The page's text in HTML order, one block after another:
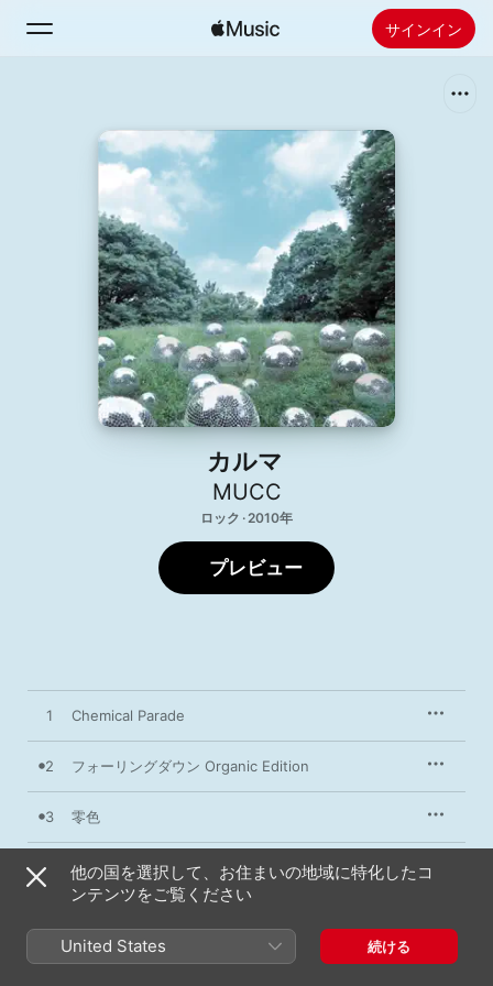
サインイン
新着おすすめ
ラジオ
Apple Musicをインストール
カルマ
MUCC
ロック · 2010年
プレビュー
1 Chemical Parade
2 フォーリングダウン Organic Edition
3 零色
4 ケミカルパレードブルーデイ
6 アイアムコンピュータ
他の国を選択して、お住まいの地域に特化したコ
ンテンツをご覧ください
United States 続ける